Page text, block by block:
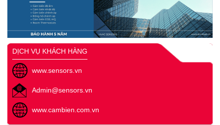
DỊCH VỤ KHÁCH HÀNG
www.sensors.vn
Admin@sensors.vn
www.cambien.com.vn